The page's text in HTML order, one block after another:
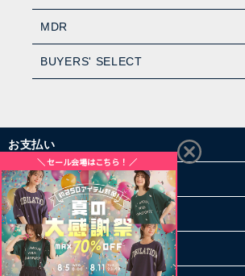
MDR
BUYERS' SELECT
お支払い
配送・送料
お買い物について
その他